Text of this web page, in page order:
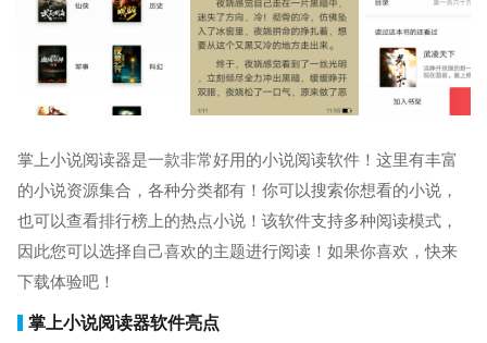
掌上小说阅读器是一款非常好用的小说阅读软件！这里有丰富
的小说资源集合，各种分类都有！你可以搜索你想看的小说，
也可以查看排行榜上的热点小说！该软件支持多种阅读模式，
因此您可以选择自己喜欢的主题进行阅读！如果你喜欢，快来
下载体验吧！
掌上小说阅读器软件亮点